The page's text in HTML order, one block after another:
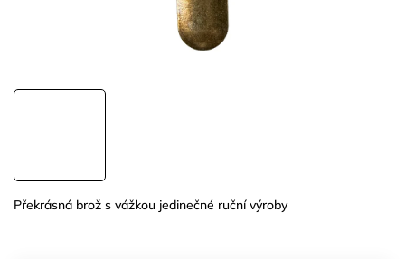
Překrásná brož s vážkou jedinečné ruční výroby